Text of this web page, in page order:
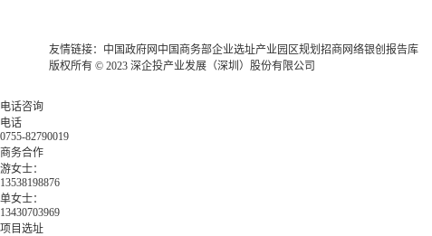
友情链接： 中国政府网 中国商务部企业选址产业园区规划 招商网络银创报告库
版权所有 © 2023 深企投产业发展（深圳）股份有限公司
电话咨询
电话
0755-82790019
商务合作
游女士：
13538198876
单女士：
13430703969
项目选址